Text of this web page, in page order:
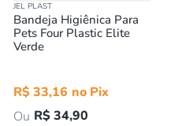
JEL PLAST
Bandeja Higiênica Para
Pets Four Plastic Elite
Verde
R$33,16
R$34,90